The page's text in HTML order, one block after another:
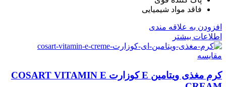
فاقد مواد شیمیایی
افزودن به علاقه مندی
اطلاعات بیشتر
مقایسه
کرم مغذی ویتامین E کوزارت COSART VITAMIN E